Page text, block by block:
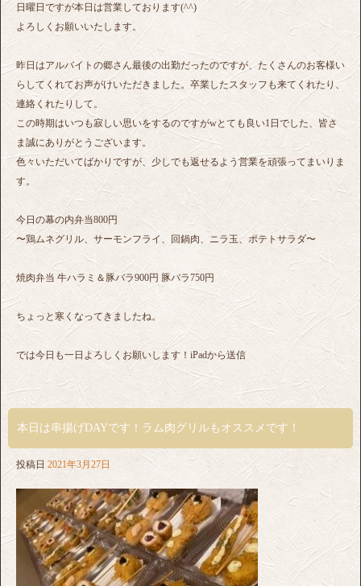
日曜日ですが本日は営業しております(^^)
よろしくお願いいたします。
昨日はアルバイトの郷さん最後の出勤だったのですが、たくさんのお客様い
らしてくれてお声がけいただきました。卒業したスタッフも来てくれたり、
連絡くれたりして。
この時期はいつも寂しい思いをするのですがwとても良い1日でした、皆さ
ま誠にありがとうございます。
色々いただいてばかりですが、少しでも返せるよう営業を頑張ってまいりま
す。
今日の幕の内弁当800円
〜鶏ムネグリル、サーモンフライ、回鍋肉、ニラ玉、ポテトサラダ〜
焼肉弁当 牛ハラミ＆豚バラ900円 豚バラ750円
ちょっと寒くなってきましたね。
では今日も一日よろしくお願いします！iPadから送信
本日は串揚げDAYです！ラム肉グリルもオススメです！
投稿日 2021年3月27日